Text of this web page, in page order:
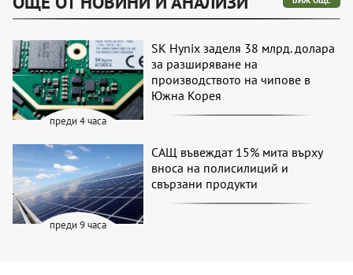
преди 4 часа
SK Hynix заделя 38 млрд. долара
за разширяване на
производството на чипове в
Южна Корея
преди 9 часа
САЩ въвеждат 15% мита върху
вноса на полисилиций и
свързани продукти